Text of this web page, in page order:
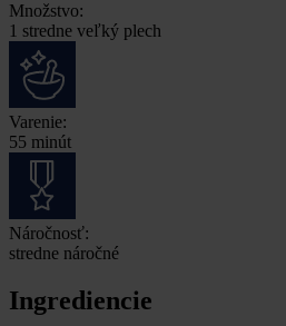
Množstvo:
1 stredne veľký plech
Varenie:
55 minút
Náročnosť:
stredne náročné
Ingrediencie